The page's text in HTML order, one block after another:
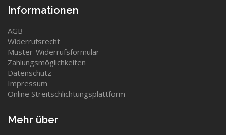
Informationen
AGB
Widerrufsrecht
Muster-Widerrufsformular
Zahlungsmöglichkeiten
Datenschutz
Impressum
Online Streitschlichtungsplattform
Mehr über